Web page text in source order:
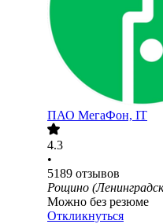
ПАО МегаФон, IT
4.3
•
5189 отзывов
Рощино
Можно без резюме
Откликнуться